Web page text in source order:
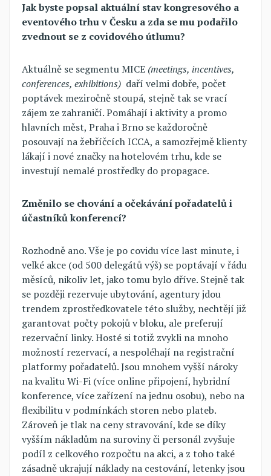
Jak byste popsal aktuální stav kongresového a
eventového trhu v Česku a zda se mu podařilo
zvednout se z covidového útlumu?
Aktuálně se segmentu MICE (meetings, incentives,
conferences, exhibitions) daří velmi dobře, počet
poptávek meziročně stoupá, stejně tak se vrací
zájem ze zahraničí. Pomáhají i aktivity a promo
hlavních měst, Praha i Brno se každoročně
posouvají na žebříčcích ICCA, a samozřejmě klienty
lákají i nové značky na hotelovém trhu, kde se
investují nemalé prostředky do propagace.
Změnilo se chování a očekávání pořadatelů i
účastníků konferencí?
Rozhodně ano. Vše je po covidu více last minute, i
velké akce (od 500 delegátů výš) se poptávají v řádu
měsíců, nikoliv let, jako tomu bylo dříve. Stejně tak
se později rezervuje ubytování, agentury jdou
trendem zprostředkovatele této služby, nechtějí již
garantovat počty pokojů v bloku, ale preferují
rezervační linky. Hosté si totiž zvykli na mnoho
možností rezervací, a nespoléhají na registrační
platformy pořadatelů. Jsou mnohem vyšší nároky
na kvalitu Wi-Fi (více online připojení, hybridní
konference, více zařízení na jednu osobu), nebo na
flexibilitu v podmínkách storen nebo plateb.
Zároveň je tlak na ceny stravování, kde se díky
vyšším nákladům na suroviny či personál zvyšuje
podíl z celkového rozpočtu na akci, a z toho také
zásadně ukrajují náklady na cestování, letenky jsou